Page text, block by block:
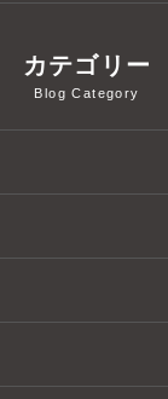
カテゴリー
Blog Category